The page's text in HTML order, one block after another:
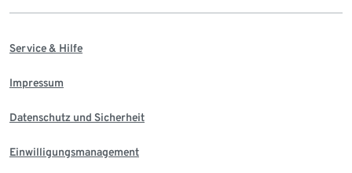
Service & Hilfe
Impressum
Datenschutz und Sicherheit
Einwilligungsmanagement